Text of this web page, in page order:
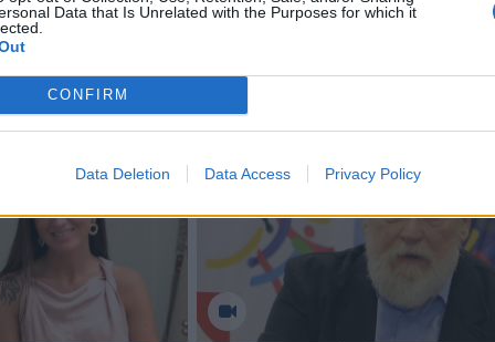
Data that Is Unrelated with the Purposes for which it
CONFIRM
Data Deletion Data Access Privacy Policy